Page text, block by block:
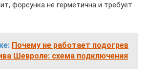
форсунка не герметична и требует
Почему не работает подогрев
Шевроле: схема подключения